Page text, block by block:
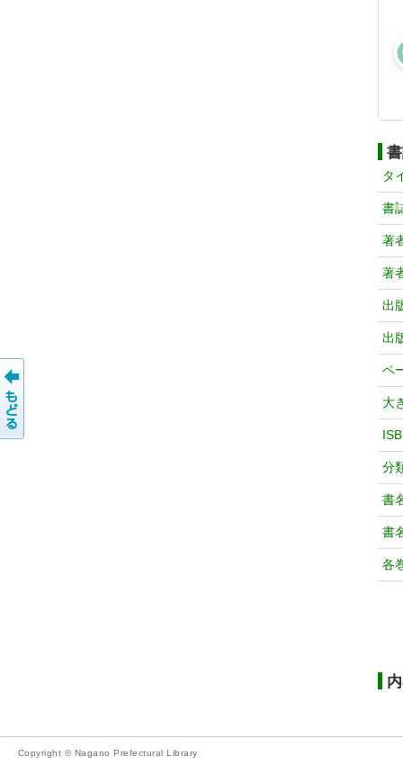
タ
書
著
著
出
出
ペ
大
分
書
書
各
Copyright © Nagano Prefectural Library